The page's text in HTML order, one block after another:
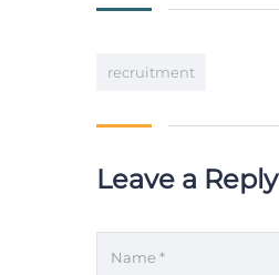
recruitment
Leave a Reply